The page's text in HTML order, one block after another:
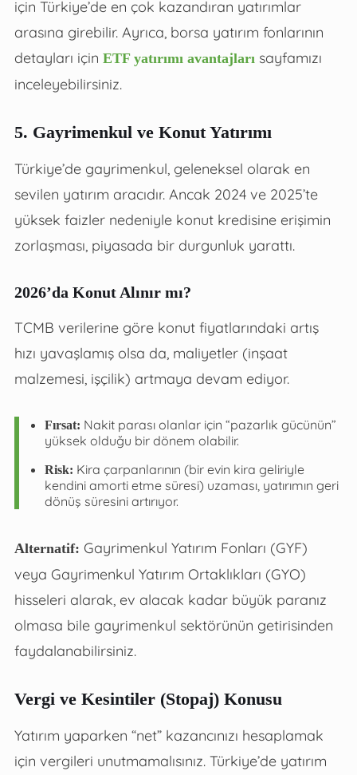
için Türkiye’de en çok kazandıran yatırımlar
arasına girebilir. Ayrıca, borsa yatırım fonlarının
detayları için ETF yatırımı avantajları sayfamızı
inceleyebilirsiniz.
5. Gayrimenkul ve Konut Yatırımı
Türkiye’de gayrimenkul, geleneksel olarak en
sevilen yatırım aracıdır. Ancak 2024 ve 2025’te
yüksek faizler nedeniyle konut kredisine erişimin
zorlaşması, piyasada bir durgunluk yarattı.
2026’da Konut Alınır mı?
TCMB verilerine göre konut fiyatlarındaki artış
hızı yavaşlamış olsa da, maliyetler (inşaat
malzemesi, işçilik) artmaya devam ediyor.
Fırsat: Nakit parası olanlar için “pazarlık gücünün”
yüksek olduğu bir dönem olabilir.
Risk: Kira çarpanlarının (bir evin kira geliriyle
kendini amorti etme süresi) uzaması, yatırımın geri
dönüş süresini artırıyor.
Alternatif: Gayrimenkul Yatırım Fonları (GYF)
veya Gayrimenkul Yatırım Ortaklıkları (GYO)
hisseleri alarak, ev alacak kadar büyük paranız
olmasa bile gayrimenkul sektörünün getirisinden
faydalanabilirsiniz.
Vergi ve Kesintiler (Stopaj) Konusu
Yatırım yaparken “net” kazancınızı hesaplamak
için vergileri unutmamalısınız. Türkiye’de yatırım